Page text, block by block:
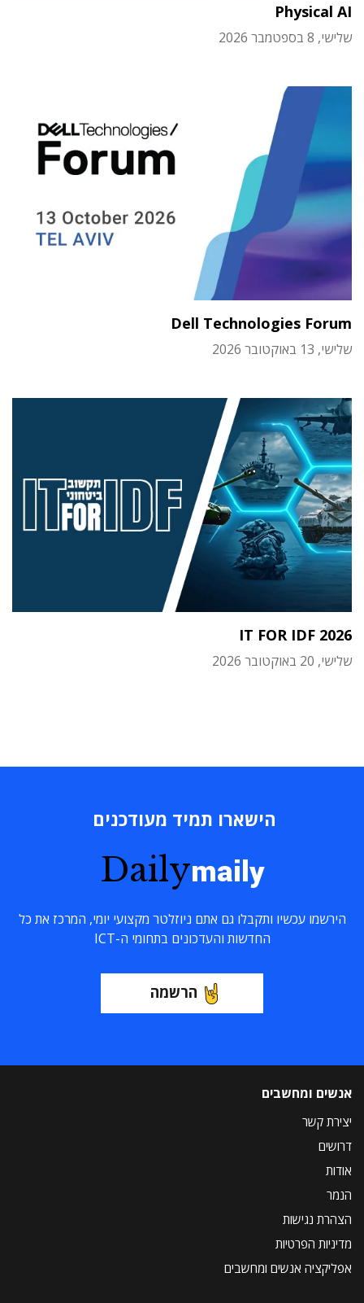
Physical AI
שלישי, 8 בספטמבר 2026
Dell Technologies Forum
שלישי, 13 באוקטובר 2026
IT FOR IDF 2026
שלישי, 20 באוקטובר 2026
הישארו תמיד מעודכנים
Dailymaily
הירשמו עכשיו ותקבלו גם אתם ניוזלטר מקצועי יומי, המרכז את כל
החדשות והעדכונים בתחומי ה-ICT
הרשמה
אנשים ומחשבים
יצירת קשר
דרושים
אודות
הנמר
הצהרת נגישות
מדיניות הפרטיות
אפליקציה אנשים ומחשבים